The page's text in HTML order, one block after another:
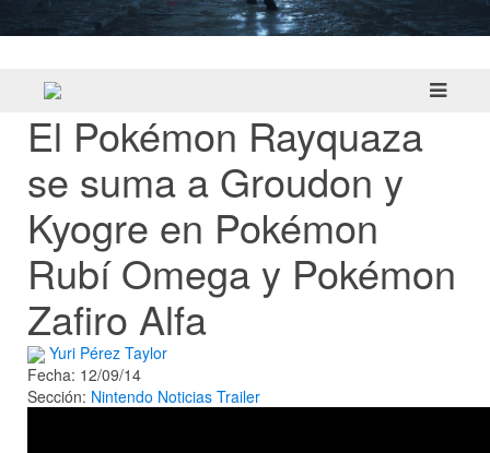
El Pokémon Rayquaza
se suma a Groudon y
Kyogre en Pokémon
Rubí Omega y Pokémon
Zafiro Alfa
Yuri Pérez Taylor
Fecha: 12/09/14
Sección: Nintendo Noticias Trailer